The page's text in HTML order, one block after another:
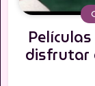
disfrutar